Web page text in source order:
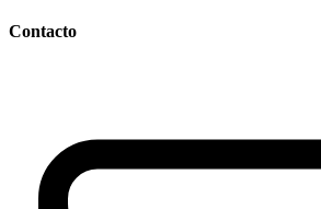
Contacto